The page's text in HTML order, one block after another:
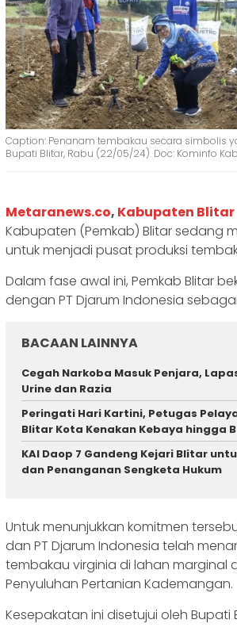
Caption: Penanam tembakau secara simbolis
Bupati Blitar, Rabu (22/05/24). Doc: Kominfo
Metaranews.co, Kabupaten Blitar
Kabupaten (Pemkab) Blitar sedang
untuk menjadi pusat produksi
Dalam fase awal ini, Pemkab Blitar
dengan PT Djarum Indonesia
BACAAN LAINNYA
Cegah Narkoba Masuk Penjara,
Urine dan Razia
Peringati Hari Kartini, Petugas
Blitar Kota Kenakan Kebaya hingga
KAI Daop 7 Gandeng Kejari Blitar
dan Penanganan Sengketa Hukum
Untuk menunjukkan komitmen
dan PT Djarum Indonesia telah
tembakau virginia di lahan marginal
Penyuluhan Pertanian Kademangan.
Kesepakatan ini disetujui oleh Bupati